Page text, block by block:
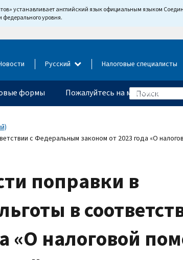
устанавливает английский язык официальным языком
уровня.
Русский Налоговые специалисты
формы Пожалуйтесь на мошенничество
с Федеральным законом от 2023 года «О
поправки в
в
«О налоговой